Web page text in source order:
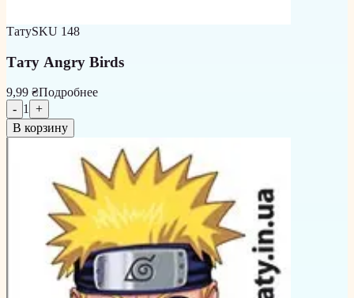
ТатуSKU 148
Тату Angry Birds
9,99 ₴Подробнее
- 1
+
В корзину